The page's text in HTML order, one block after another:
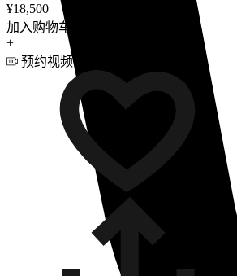
¥18,500
加入购物车
+
预约视频咨询